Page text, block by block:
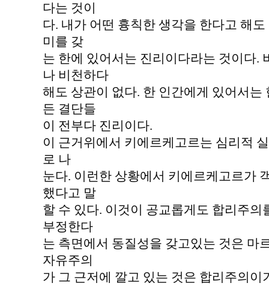
다는 것이
다. 내가 어떤 흉칙한 생각을 한다고 해
미를 갖
는 한에 있어서는 진리이다라는 것이다.
나 비천하다
해도 상관이 없다. 한 인간에게 있어서는
든 결단들
이 전부다 진리이다.
이 근거위에서 키에르케고르는 심리적
로 나
눈다. 이런한 상황에서 키에르케고르가
했다고 말
할 수 있다. 이것이 공교롭게도 합리주
부정한다
는 측면에서 동질성을 갖고있는 것은 마
자유주의
가 그 근저에 깔고 있는 것은 합리주의